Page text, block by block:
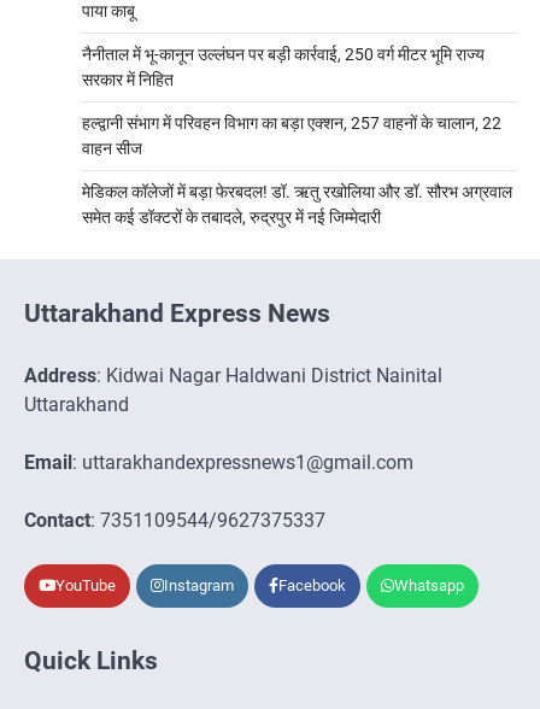
पाया काबू
नैनीताल में भू-कानून उल्लंघन पर बड़ी कार्रवाई, 250 वर्ग मीटर भूमि राज्य
सरकार में निहित
हल्द्वानी संभाग में परिवहन विभाग का बड़ा एक्शन, 257 वाहनों के चालान, 22
वाहन सीज
मेडिकल कॉलेजों में बड़ा फेरबदल! डॉ. ऋतु रखोलिया और डॉ. सौरभ अग्रवाल
समेत कई डॉक्टरों के तबादले, रुद्रपुर में नई जिम्मेदारी
Uttarakhand Express News
Address: Kidwai Nagar Haldwani District Nainital
Uttarakhand
Email: uttarakhandexpressnews1@gmail.com
Contact: 7351109544/9627375337
YouTube Instagram Facebook Whatsapp
Quick Links